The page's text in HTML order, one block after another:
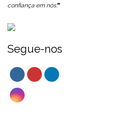
confiança em nós.❞
Segue-nos